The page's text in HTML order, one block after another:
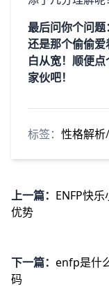
最后问你个问题
还是那个偷偷爱
白从宽！顺便
家伙吧！
标签： 性格解析/
上一篇： ENFP快
优势
下一篇： enfp是什
码